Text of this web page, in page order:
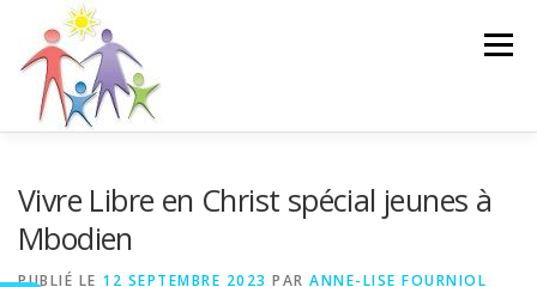
contenu
Menu
Vivre Libre en Christ spécial jeunes à
Mbodien
PUBLIÉ LE 12 SEPTEMBRE 2023 PAR ANNE-LISE FOURNIOL